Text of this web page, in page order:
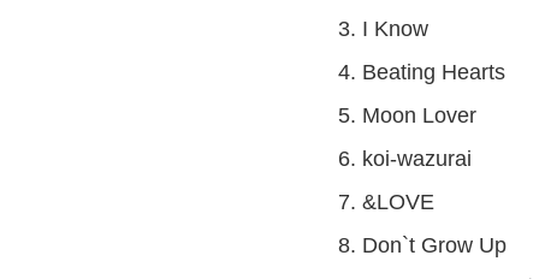
3. I Know
4. Beating Hearts
5. Moon Lover
6. koi-wazurai
7. &LOVE
8. Don`t Grow Up